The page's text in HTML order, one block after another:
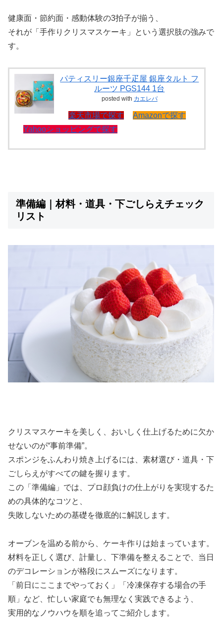
健康面・節約面・感動体験の3拍子が揃う、
それが「手作りクリスマスケーキ」という選択肢の強みで
す。
パティスリー銀座千疋屋 銀座タルト フ
ルーツ PGS144 1台
posted with カエレバ
楽天市場で探す
Amazonで探す
Yahooショッピングで探す
準備編｜材料・道具・下ごしらえチェック
リスト
クリスマスケーキを美しく、おいしく仕上げるために欠か
せないのが“事前準備”。
スポンジをふんわり焼き上げるには、素材選び・道具・下
ごしらえがすべての鍵を握ります。
この「準備編」では、プロ顔負けの仕上がりを実現するた
めの具体的なコツと、
失敗しないための基礎を徹底的に解説します。
オーブンを温める前から、ケーキ作りは始まっています。
材料を正しく選び、計量し、下準備を整えることで、当日
のデコレーションが格段にスムーズになります。
「前日にここまでやっておく」「冷凍保存する場合の手
順」など、忙しい家庭でも無理なく実践できるよう、
実用的なノウハウを順を追ってご紹介します。